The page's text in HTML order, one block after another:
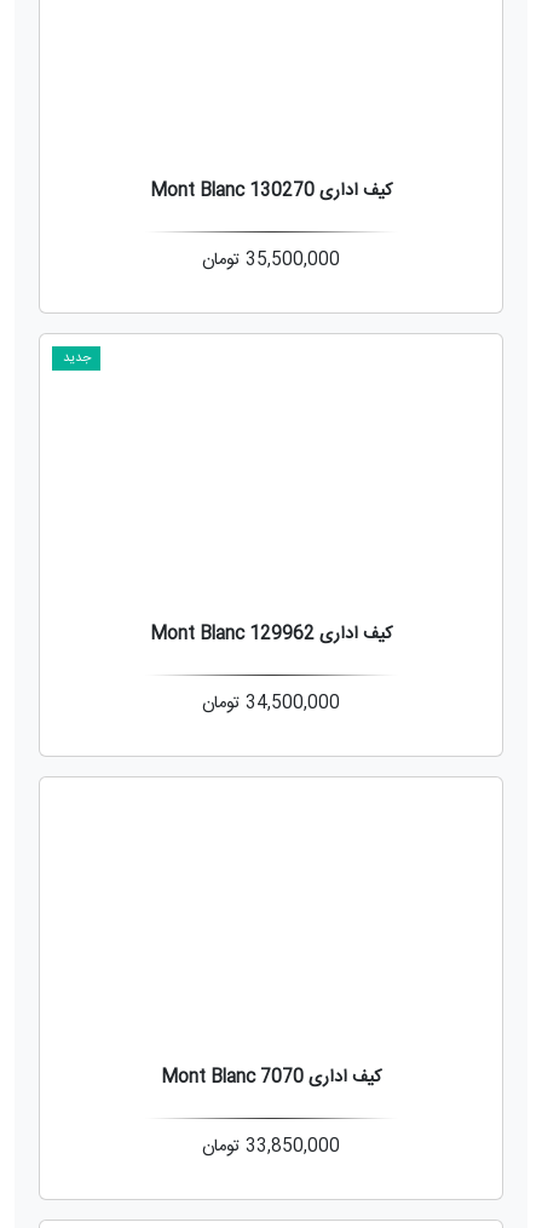
کیف اداری Mont Blanc 130270
35,500,000 تومان
جدید
کیف اداری Mont Blanc 129962
34,500,000 تومان
کیف اداری Mont Blanc 7070
33,850,000 تومان